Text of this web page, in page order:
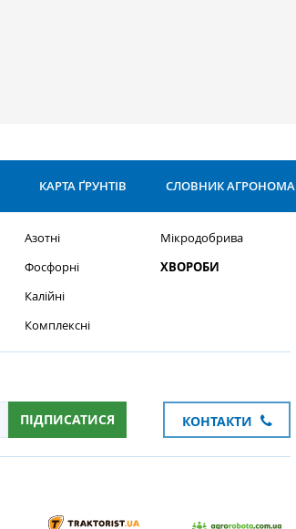
КАРТА ҐРУНТІВ СЛОВНИК АГРОНОМА
Азотні
Фосфорні
Калійні
Комплексні
Мікродобрива
ХВОРОБИ
ПІДПИСАТИСЯ КОНТАКТИ